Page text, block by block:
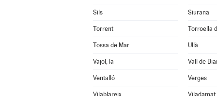
Sils Siurana
Torrent Torroella
Tossa de Mar Ullà
Vajol, la Vall de
Ventalló Verges
Vilablareix Viladamat